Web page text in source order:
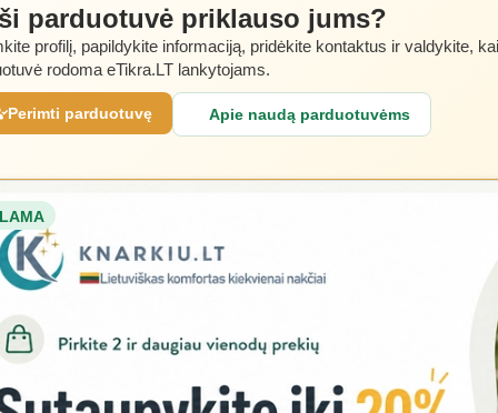
parduotuvė priklauso jums?
profilį, papildykite informaciją, pridėkite kontaktus ir valdykite,
rodoma eTikra.LT lankytojams.
Perimti parduotuvę Apie naudą parduotuvėms